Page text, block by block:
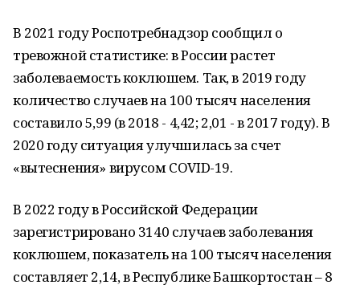
В 2021 году Роспотребнадзор сообщил о
тревожной статистике: в России растет
заболеваемость коклюшем. Так, в 2019 году
количество случаев на 100 тысяч населения
составило 5,99 (в 2018 - 4,42; 2,01 - в 2017 году). В
2020 году ситуация улучшилась за счет
«вытеснения» вирусом COVID-19.
В 2022 году в Российской Федерации
зарегистрировано 3140 случаев заболевания
коклюшем, показатель на 100 тысяч населения
составляет 2,14, в Республике Башкортостан – 8